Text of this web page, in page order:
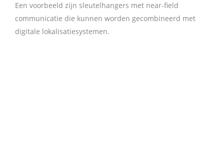
Een voorbeeld zijn sleutelhangers met near-field
communicatie die kunnen worden gecombineerd met
digitale lokalisatiesystemen.